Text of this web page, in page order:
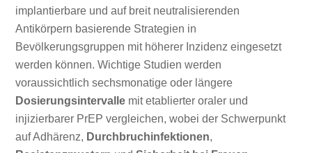
implantierbare und auf breit neutralisierenden
Antikörpern basierende Strategien in
Bevölkerungsgruppen mit höherer Inzidenz eingesetzt
werden können. Wichtige Studien werden
voraussichtlich sechsmonatige oder längere
Dosierungsintervalle mit etablierter oraler und
injizierbarer PrEP vergleichen, wobei der Schwerpunkt
auf Adhärenz, Durchbruchinfektionen,